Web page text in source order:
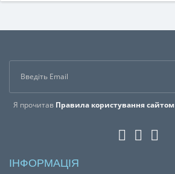
Я прочитав Правила користування сайтом
ІНФОРМАЦІЯ